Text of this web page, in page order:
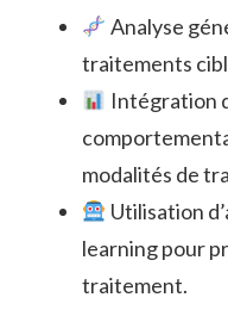
Analyse
traitements
Intégration
modalités de
Utilisation
learning pour
traitement.